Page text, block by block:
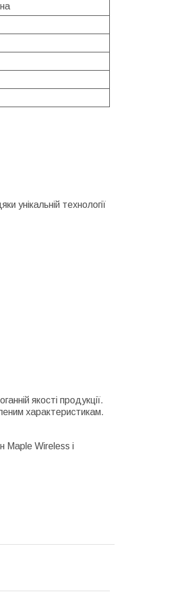
унікальній технології
якості продукції.
характеристикам.
Maple Wireless і